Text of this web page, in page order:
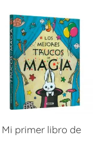
Mi primer libro de